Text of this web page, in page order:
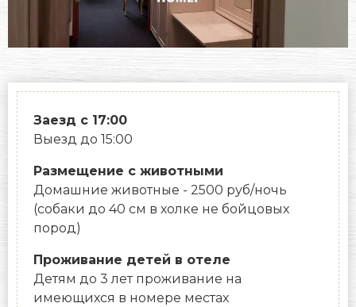
Заезд с 17:00
Выезд до 15:00
Размещение с животными
Домашние животные - 2500 руб/ночь
(собаки до 40 см в холке не бойцовых
пород)
Проживание детей в отеле
Детям до 3 лет проживание на
имеющихся в номере местах